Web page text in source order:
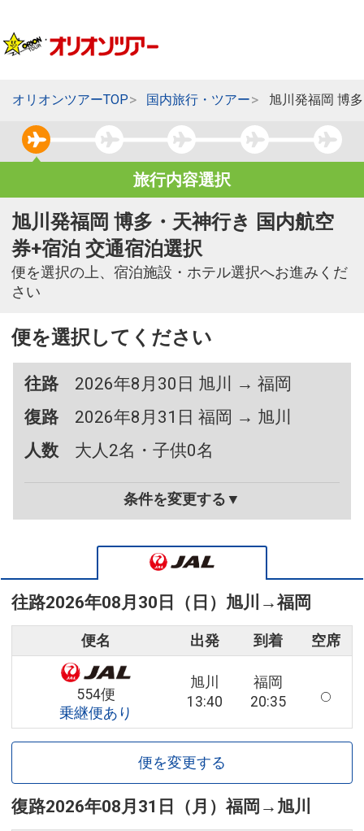
オリオンツアーTOP 国内旅行・ツアー 旭川発福岡 博
旅行内容選択
旭川発福岡 博多・天神行き 国内航空
券+宿泊 交通宿泊選択
便を選択の上、宿泊施設・ホテル選択へお進みくだ
さい
便を選択してください
往路
2026年8月30日 旭川 → 福岡
復路
2026年8月31日 福岡 → 旭川
人数
大人2名・子供0名
条件を変更する▼
往路2026年08月30日（日） 旭川 →福岡
便名 出発 到着 空席
554便
乗継便あり
旭川
13:40
福岡
20:35
便を変更する
復路2026年08月31日（月）福岡 → 旭川